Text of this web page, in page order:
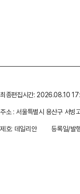
최종편집시간: 2026.08.10
주소 : 서울특별시 용산구 서
제호: 데일리안
등록일/발